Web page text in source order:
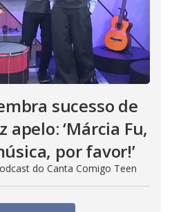
sucesso de
apelo: ‘Márcia Fu,
por favor!’
do Canta Comigo Teen